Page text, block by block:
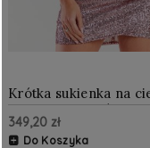
Krótka sukienka na
ramiączkach Różowa
AW487
349,20 zł
Do Koszyka